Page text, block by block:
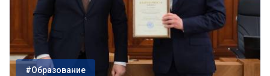
#Образование